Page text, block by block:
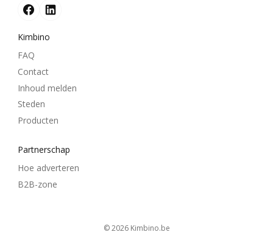
Kimbino
FAQ
Contact
Inhoud melden
Steden
Producten
Partnerschap
Hoe adverteren
B2B-zone
© 2026 kimbino.be